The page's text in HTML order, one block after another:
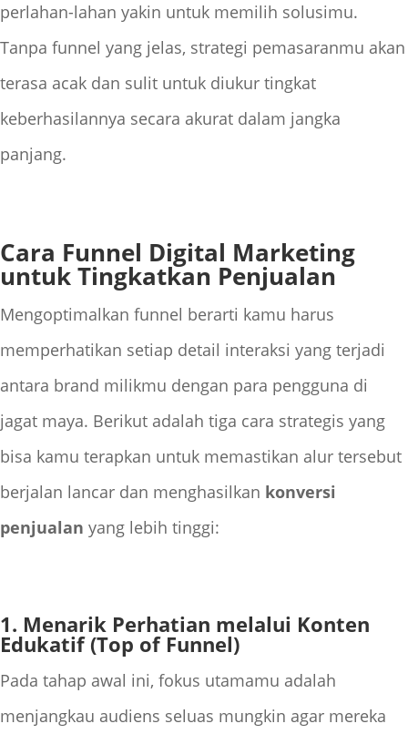
perlahan-lahan yakin untuk memilih solusimu.
Tanpa funnel yang jelas, strategi pemasaranmu akan
terasa acak dan sulit untuk diukur tingkat
keberhasilannya secara akurat dalam jangka
panjang.
Cara Funnel Digital Marketing
untuk Tingkatkan Penjualan
Mengoptimalkan funnel berarti kamu harus
memperhatikan setiap detail interaksi yang terjadi
antara brand milikmu dengan para pengguna di
jagat maya. Berikut adalah tiga cara strategis yang
bisa kamu terapkan untuk memastikan alur tersebut
berjalan lancar dan menghasilkan konversi
penjualan yang lebih tinggi:
1. Menarik Perhatian melalui Konten
Edukatif (Top of Funnel)
Pada tahap awal ini, fokus utamamu adalah
menjangkau audiens seluas mungkin agar mereka